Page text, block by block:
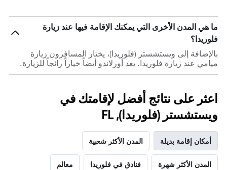
ما هي المدن الأخرى التي يمكنك الإقامة فيها عند زيارة
فلوريدا؟
بالإضافة إلى ويستشستر (فلوريدا)، يختار المسافرون زيارة
ميامي عند زيارة فلوريدا. يعد أورلاندو أيضاً خياراً رائجاً للزيارة.
اعثر على نتائج أفضل لإقامتك في
ويستشستر (فلوريدا), FL
أمكان إقامة بديلة المدن الأكثر شعبية
المدن الأكثر شهرة فنادق في فلوريدا معالم